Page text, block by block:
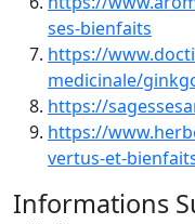
ses-bienfaits
https://
medicinale/
https://
https://
vertus-et-
Informations